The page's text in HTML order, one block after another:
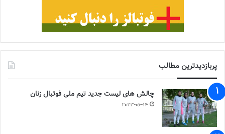
پربازدیدترین مطالب
چالش هاى ليست جدید تيم ملى فوتبال زنان
2023-06-14